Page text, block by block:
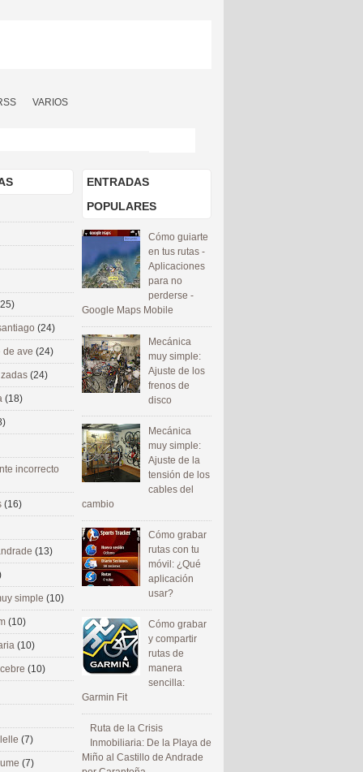
VARIOS
ENTRADAS
POPULARES
Cómo guiarte
en tus rutas -
Aplicaciones
para no
perderse -
Google Maps Mobile
Mecánica
muy simple:
Ajuste de los
frenos de
disco
Mecánica
muy simple:
Ajuste de la
tensión de los
cables del
cambio
Cómo grabar
rutas con tu
móvil: ¿Qué
aplicación
usar?
Cómo grabar
y compartir
rutas de
manera
sencilla:
Garmin Fit
Ruta de la Crisis
Inmobiliaria: De la Playa de
Miño al Castillo de Andrade
(24)
de ave (24)
(24)
(18)
incorrecto
(16)
(13)
simple (10)
(10)
(10)
(10)
(7)
(7)